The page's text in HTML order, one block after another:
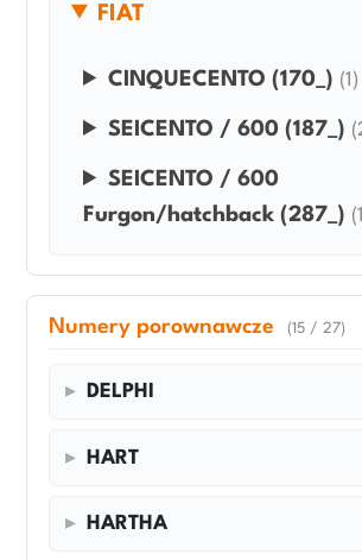
FIAT
CINQUECENTO (170_) (1)
SEICENTO / 600 (187_)
SEICENTO / 600
Furgon/hatchback (287_)
Numery porownawcze (15 / 27)
DELPHI
HART
HARTHA